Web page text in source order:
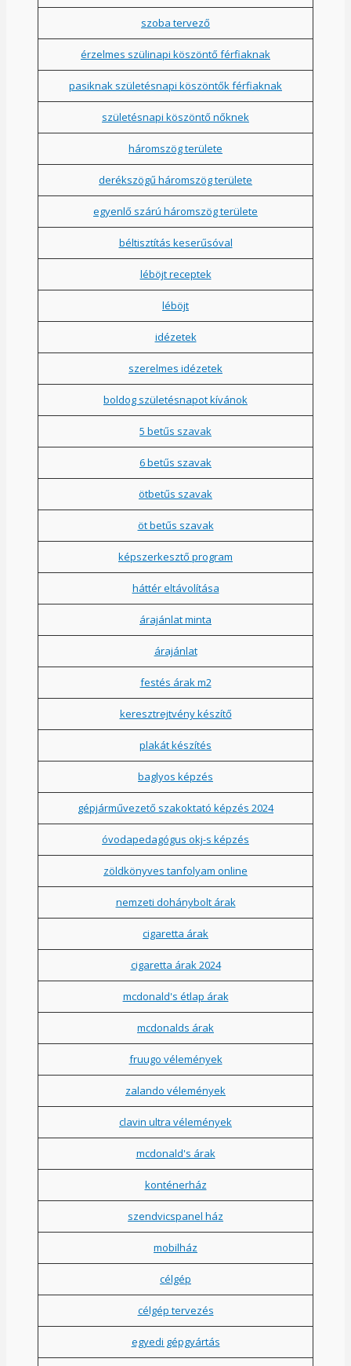
szoba tervező
érzelmes szülinapi köszöntő férfiaknak
pasiknak születésnapi köszöntők férfiaknak
születésnapi köszöntő nőknek
háromszög területe
derékszögű háromszög területe
egyenlő szárú háromszög területe
béltisztítás keserűsóval
léböjt receptek
léböjt
idézetek
szerelmes idézetek
boldog születésnapot kívánok
5 betűs szavak
6 betűs szavak
ötbetűs szavak
öt betűs szavak
képszerkesztő program
háttér eltávolítása
árajánlat minta
árajánlat
festés árak m2
keresztrejtvény készítő
plakát készítés
baglyos képzés
gépjárművezető szakoktató képzés 2024
óvodapedagógus okj-s képzés
zöldkönyves tanfolyam online
nemzeti dohánybolt árak
cigaretta árak
cigaretta árak 2024
mcdonald's étlap árak
mcdonalds árak
fruugo vélemények
zalando vélemények
clavin ultra vélemények
mcdonald's árak
konténerház
szendvicspanel ház
mobilház
célgép
célgép tervezés
egyedi gépgyártás